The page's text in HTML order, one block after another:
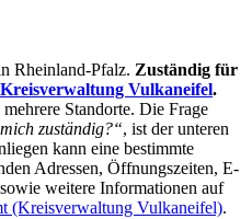
Rheinland-Pfalz. Zuständig für
Vulkaneifel.
Standorte. Die Frage
zuständig?“, ist der unteren
kann eine bestimmte
Adressen, Öffnungszeiten, E-
weitere Informationen auf
(Kreisverwaltung Vulkaneifel).